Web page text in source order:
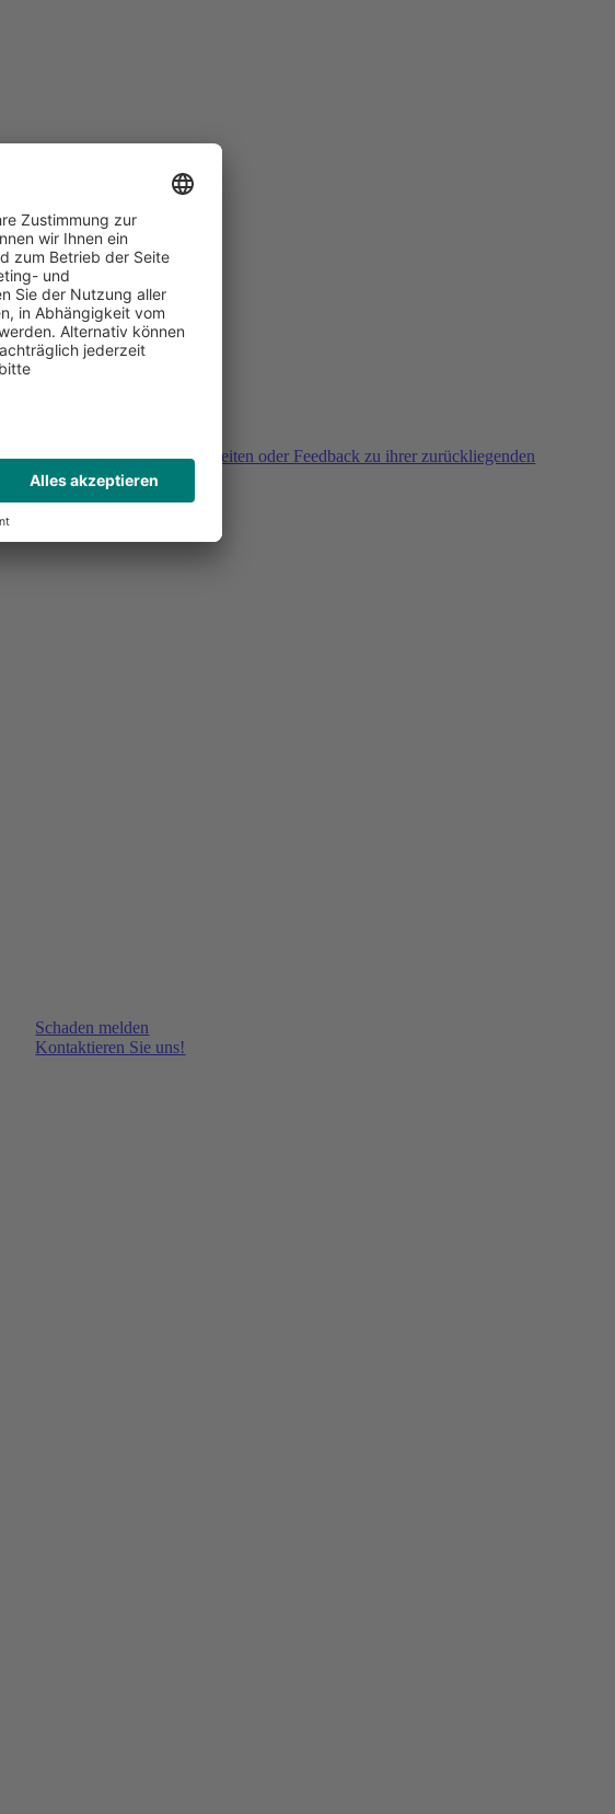
Sie haben Fragen, Unklarheiten oder Feedback zu ihrer zurückliegenden
Buchung?
Schaden melden
Kontaktieren Sie uns!